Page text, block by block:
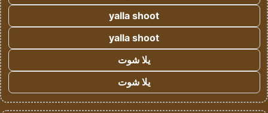
yalla shoot
yalla shoot
يلا شوت
يلا شوت